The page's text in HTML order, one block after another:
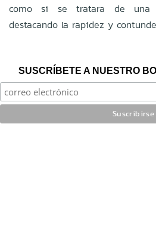
como si se tratara de una
destacando la rapidez y
SUSCRÍBETE A NUESTRO